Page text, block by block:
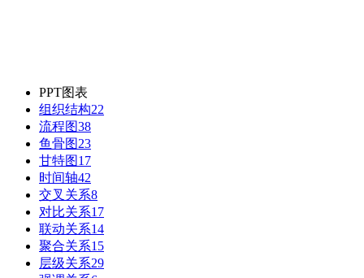
PPT图表
组织结构22
流程图38
鱼骨图23
甘特图17
时间轴42
交叉关系8
对比关系17
联动关系14
聚合关系15
层级关系29